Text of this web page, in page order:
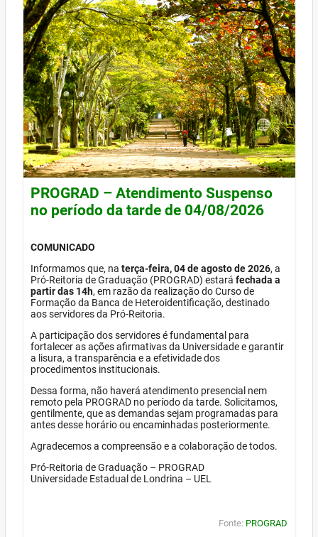
PROGRAD – Atendimento Suspenso
no período da tarde de 04/08/2026
COMUNICADO
Informamos que, na terça-feira, 04 de agosto de 2026, a
Pró-Reitoria de Graduação (PROGRAD) estará fechada a
partir das 14h, em razão da realização do Curso de
Formação da Banca de Heteroidentificação, destinado
aos servidores da Pró-Reitoria.
A participação dos servidores é fundamental para
fortalecer as ações afirmativas da Universidade e garantir
a lisura, a transparência e a efetividade dos
procedimentos institucionais.
Dessa forma, não haverá atendimento presencial nem
remoto pela PROGRAD no período da tarde. Solicitamos,
gentilmente, que as demandas sejam programadas para
antes desse horário ou encaminhadas posteriormente.
Agradecemos a compreensão e a colaboração de todos.
Pró-Reitoria de Graduação – PROGRAD
Universidade Estadual de Londrina – UEL
Fonte: PROGRAD